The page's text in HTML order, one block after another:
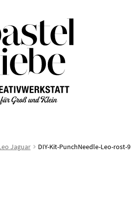
Navigation
springen
Zum
Inhalt
springen
Jaguar DIY-Kit-PunchNeedle-Leo-rost-9